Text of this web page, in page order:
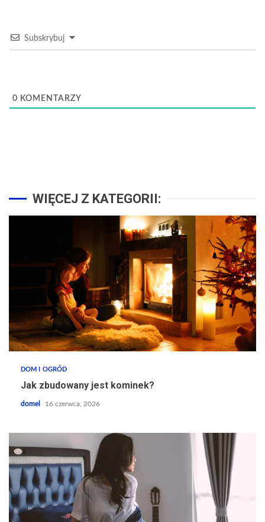
Subskrybuj
0 KOMENTARZY
WIĘCEJ Z KATEGORII:
DOM I OGRÓD
Jak zbudowany jest kominek?
domel 16 czerwca, 2026